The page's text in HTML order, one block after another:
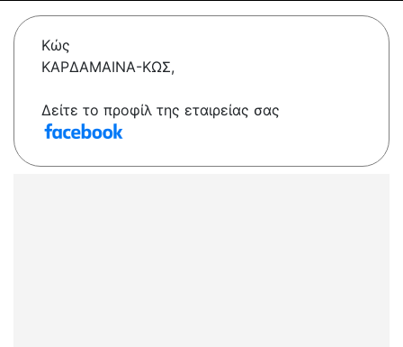
Κώς
ΚΑΡΔΑΜΑΙΝΑ-ΚΩΣ,
Δείτε το προφίλ της εταιρείας σας